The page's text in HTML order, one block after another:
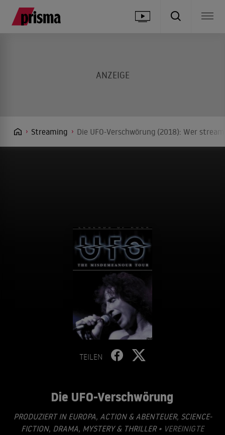
Streaming Die UFO-Verschwörung (2018): Wer
TEILEN
Die UFO-Verschwörung
PRODUZIERT IN EUROPA, ACTION & ABENTEUER, SCIENCE-
FICTION, DRAMA, MYSTERY & THRILLER• VEREINIGTE